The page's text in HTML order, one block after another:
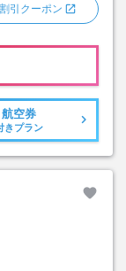
引クーポン
航空券
きプラン